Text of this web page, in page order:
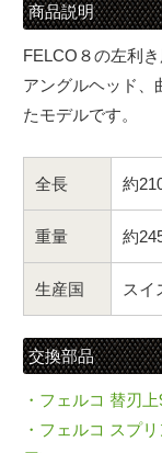
商品説明
FELCO８の左利き
アングルヘッド、
たモデルです。
全長 約
重量 約
生産国 スイ
交換部品
・フェルコ 替刃
・フェルコ スプ